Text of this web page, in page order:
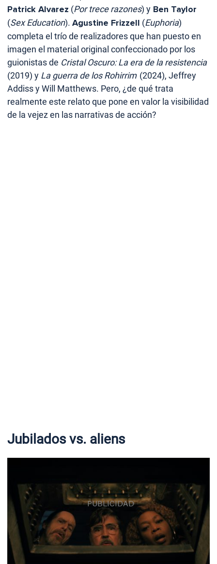
Patrick Alvarez (Por trece razones) y Ben Taylor
(Sex Education). Agustine Frizzell (Euphoria)
completa el trío de realizadores que han puesto en
imagen el material original confeccionado por los
guionistas de Cristal Oscuro: La era de la resistencia
(2019) y La guerra de los Rohirrim (2024), Jeffrey
Addiss y Will Matthews. Pero, ¿de qué trata
realmente este relato que pone en valor la visibilidad
de la vejez en las narrativas de acción?
Jubilados vs. aliens